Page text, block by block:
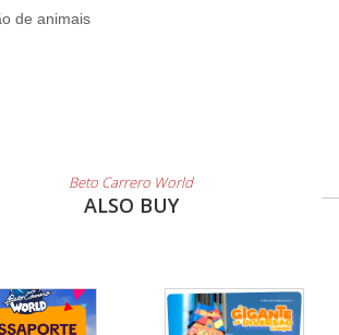
de animais
Beto Carrero World
ALSO BUY